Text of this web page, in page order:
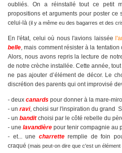
oubliés. On a réinstallé tout ce petit
propositions et arguments pour poster ce
celui-là (il y a même eu des bagarres et des
En l'état, celui où nous l'avions laissée
belle, mais comment résister à la
Alors, nous avons repris la lecture de
de notre crèche installée. Cette année,
ne pas ajouter d’élément de décor. Le
discrétion des parents qui ont improvisé
- deux canards pour donner à la mare-
- un ravi, choisi sur l'inspiration du grand
- un banditchoisi par le côté rebelle du
- une lavandière pour tenir compagnie au
- et... une charretteremplie de foin
craqué (mais peut-on dire que c'est un